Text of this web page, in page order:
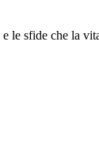
le sfide che la